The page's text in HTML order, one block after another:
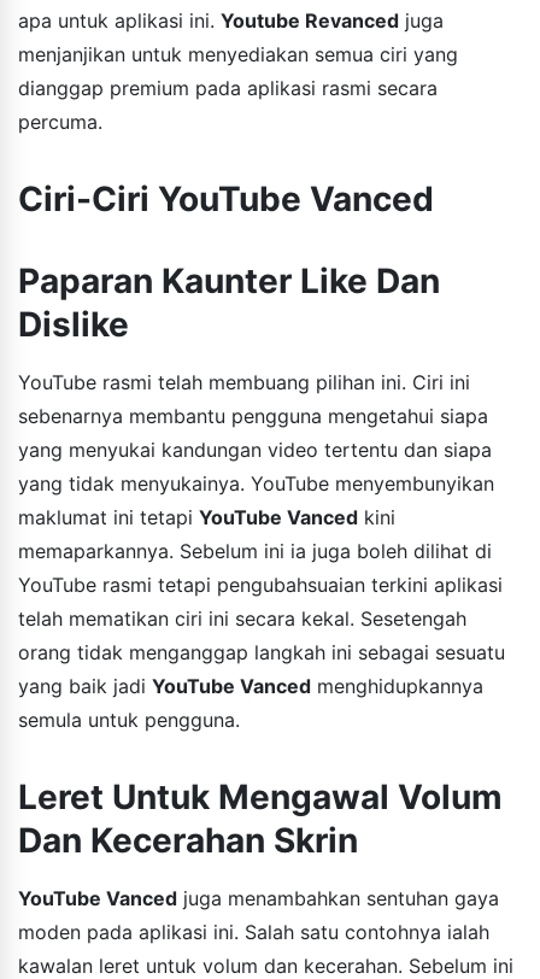
apa untuk aplikasi ini. Youtube Revanced juga
menjanjikan untuk menyediakan semua ciri yang
dianggap premium pada aplikasi rasmi secara
percuma.
Ciri-Ciri YouTube Vanced
Paparan Kaunter Like Dan
Dislike
YouTube rasmi telah membuang pilihan ini. Ciri ini
sebenarnya membantu pengguna mengetahui siapa
yang menyukai kandungan video tertentu dan siapa
yang tidak menyukainya. YouTube menyembunyikan
maklumat ini tetapi YouTube Vanced kini
memaparkannya. Sebelum ini ia juga boleh dilihat di
YouTube rasmi tetapi pengubahsuaian terkini aplikasi
telah mematikan ciri ini secara kekal. Sesetengah
orang tidak menganggap langkah ini sebagai sesuatu
yang baik jadi YouTube Vanced menghidupkannya
semula untuk pengguna.
Leret Untuk Mengawal Volum
Dan Kecerahan Skrin
YouTube Vanced juga menambahkan sentuhan gaya
moden pada aplikasi ini. Salah satu contohnya ialah
kawalan leret untuk volum dan kecerahan. Sebelum ini